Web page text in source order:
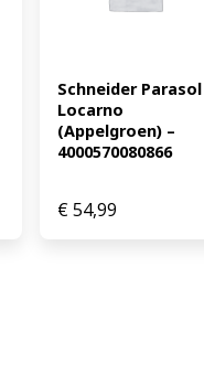
Schneider Parasol
Locarno
(Appelgroen) –
4000570080866
€54,99